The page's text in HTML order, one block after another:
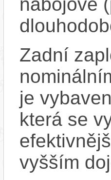
Zadní
je
která se
vyšším